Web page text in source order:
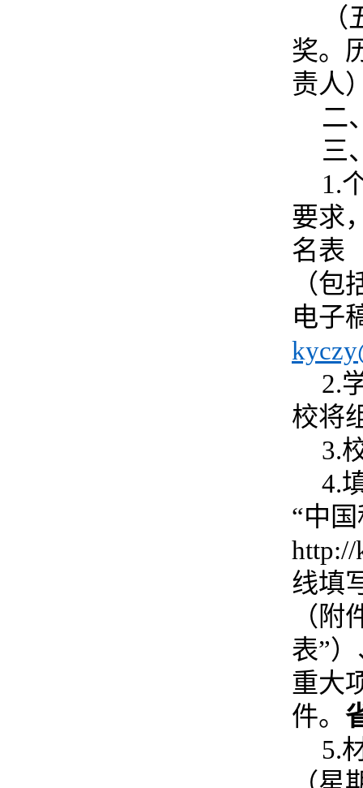
奖。
责人
二
三
1.
要求
名表
（
电子
2.
校将
3.
4.
“中
http://
线填
（
表”
重大
件。
5.